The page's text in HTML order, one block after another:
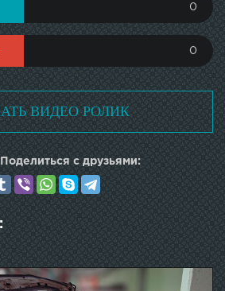
0
0
ВИДЕО РОЛИК
с друзьями: